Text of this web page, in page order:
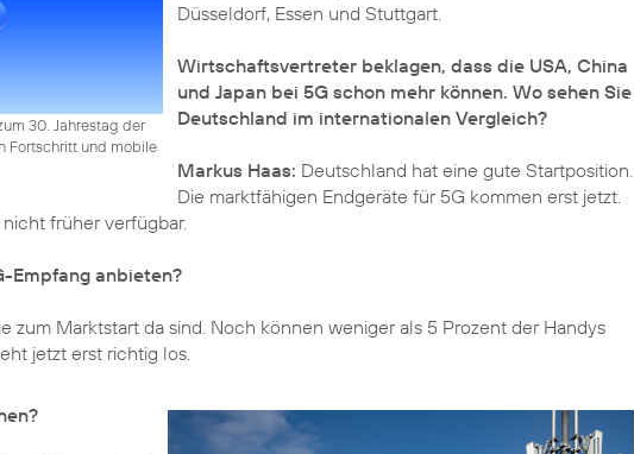
30. Jahrestag der
Fortschritt und mobile
Düsseldorf, Essen und Stuttgart.
Wirtschaftsvertreter beklagen, dass die USA, China
und Japan bei 5G schon mehr können. Wo sehen Sie
Deutschland im internationalen Vergleich?
Markus Haas: Deutschland hat eine gute Startposition.
Die marktfähigen Endgeräte für 5G kommen erst jetzt.
früher verfügbar.
Empfang anbieten?
zum Marktstart da sind. Noch können weniger als 5 Prozent der Handys
jetzt erst richtig los.